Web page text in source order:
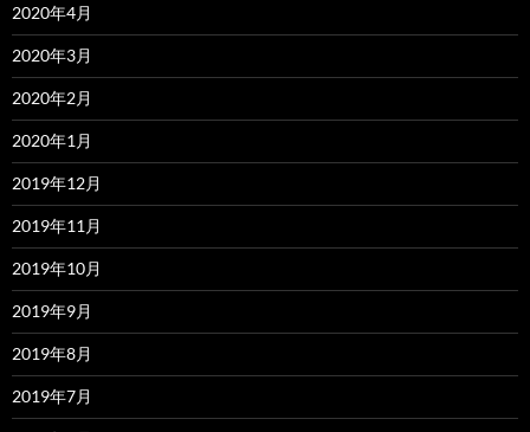
2020年4月
2020年3月
2020年2月
2020年1月
2019年12月
2019年11月
2019年10月
2019年9月
2019年8月
2019年7月